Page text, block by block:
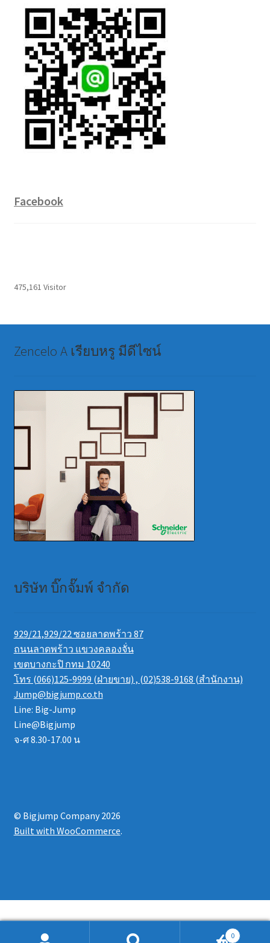
Facebook
475,161 Visitor
Zencelo A เรียบหรู มีดีไซน์
บริษัท บิ๊กจั๊มพ์ จำกัด
929/21,929/22 ซอยลาดพร้าว 87
ถนนลาดพร้าว แขวงคลองจั่น
เขตบางกะปิ กทม 10240
โทร (066)125-9999 (ฝ่ายขาย) , (02)538-9168 (สำนักงาน)
Jump@bigjump.co.th
Line: Big-Jump
Line@Bigjump
จ-ศ 8.30-17.00 น
© Bigjump Company 2026
Built with WooCommerce.
0